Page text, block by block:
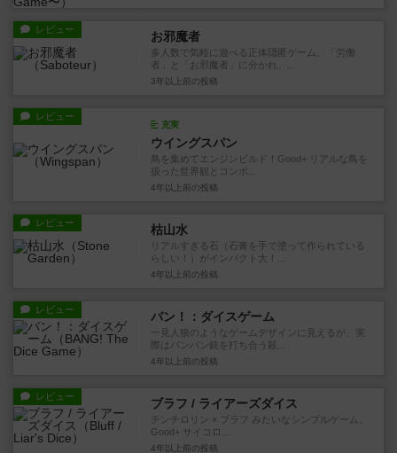
レビュー お邪魔者
多人数で気軽に遊べる正体隠匿ゲーム。「労働
者」と「お邪魔者」に分かれ、...
3年以上前 の投稿
レビュー
充実
ウイングスパン
鳥を集めてエンジンビルド！Good+ リアルな鳥を
扱った世界観とコンポ...
4年以上前 の投稿
レビュー 枯山水
リアルすぎる石（石膏を手で塗って作られている
らしい！）がインパクト大！...
4年以上前 の投稿
レビュー バン！：ダイスゲーム
一見人狼のようなゲームデザインに見えるが、実
際はバンバン銃を打ち合う殺...
4年以上前 の投稿
レビュー ブラフ / ライアーズダイス
チンチロリン × ブラフ みたいなシンプルゲーム。
Good+ サイコロ...
4年以上前 の投稿